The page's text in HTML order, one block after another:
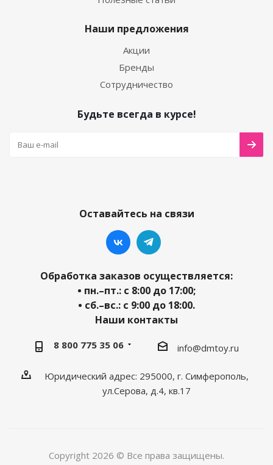
Наши предложения
Акции
Бренды
Сотрудничество
Будьте всегда в курсе!
Оставайтесь на связи
Обработка заказов осуществляется:
• пн.–пт.: с 8:00 до 17:00;
• сб.–вс.: с 9:00 до 18:00.
Наши контакты
8 800 775 35 06 info@dmtoy.ru
Юридический адрес: 295000, г. Симферополь,
ул.Серова, д.4, кв.17
Copyright 2026 © Все права защищены.